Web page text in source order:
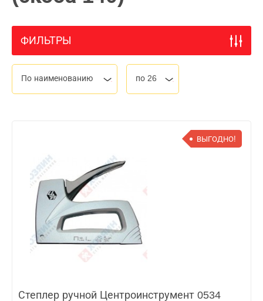
ФИЛЬТРЫ
По наименованию по 26
ВЫГОДНО!
Степлер ручной Центроинструмент 0534